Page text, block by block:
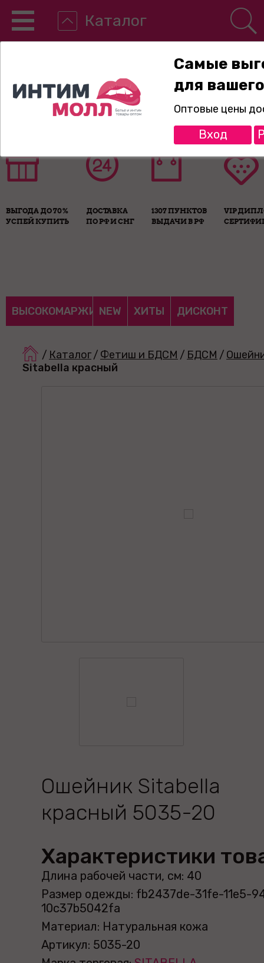
Каталог
8-800-775-89-65
ВЫГОДА ДО 70%
УСПЕЙ КУПИТЬ
ДОСТАВКА
ПО РФ И СНГ
1307 ПУНКТОВ
ВЫДАЧИ В РФ
VIP
ВЫСОКОМАРЖИНАЛЬНЫЕ
NEW ХИТЫ ДИСКОНТ
/ Каталог/ Фетиш и БДСМ / БДСМ /
Sitabella красный
Ошейник Sitabella
красный 5035-20
Характеристики
Длина рабочей части, см: 40
Размер одежды: fb2437de-31fe-11e5-
10c37b5042fa
Материал: Натуральная кожа
Артикул: 5035-20
Самые
для
Оптовые цены
Вход